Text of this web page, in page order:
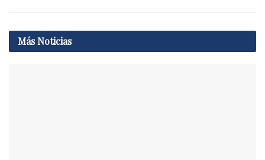
MásNoticias